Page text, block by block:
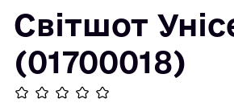
Світшот
(01700018)